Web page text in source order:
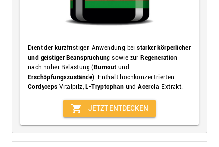
Dient der kurzfristigen Anwendung beistarker körperlicher
und geistiger Beanspruchung sowie zurRegeneration
nach hoher Belastung (Burnout und
Erschöpfungszustände). Enthält hochkonzentrierten
Cordyceps Vitalpilz,L-Tryptophan undAcerola-Extrakt.
shopping_cart JETZT ENTDECKEN